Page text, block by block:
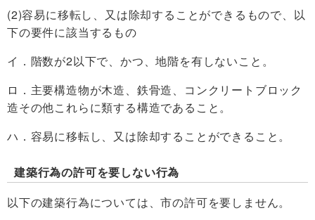
(2)容易に移転し、又は除却することができるもので、以
下の要件に該当するもの
イ．階数が2以下で、かつ、地階を有しないこと。
ロ．主要構造物が木造、鉄骨造、コンクリートブロック
造その他これらに類する構造であること。
ハ．容易に移転し、又は除却することができること。
建築行為の許可を要しない行為
以下の建築行為については、市の許可を要しません。